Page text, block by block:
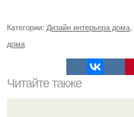
Категории: Дизайн интерьера дома
дома
Читайте также